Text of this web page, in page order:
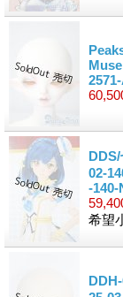
02-
-140-
希望